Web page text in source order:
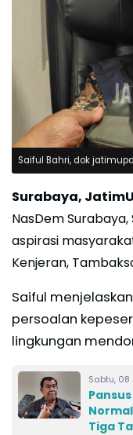
Saiful Bahri, dok
Surabaya,
NasDem
aspirasi
Kenjeran,
Saiful
persoalan
lingkungan
Sabtu, 08
Tiga